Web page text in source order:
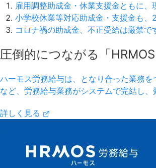
雇用調整助成金・休業支援金ともに
小学校休業等対応助成金・支援金も
コロナ禍の助成金、不正受給は厳禁で
圧倒的につながる「
ハーモス労務給与は、となり合った業務
など、労務給与業務がシステムで完結し、
詳しく見る